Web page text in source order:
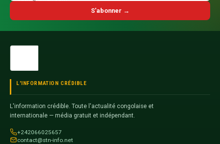
S'abonner →
L'INFORMATION CRÉDIBLE
L'information crédible. Toute l'actualité congolaise et
internationale — média gratuit et indépendant.
+242066025657
contact@stn-info.net